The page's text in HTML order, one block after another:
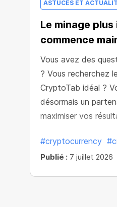
ASTUCES ET
Le minage
commence
Vous avez des
? Vous recherchez
CryptoTab idéal ?
désormais un
maximiser vos
#cryptocurrency
Publié : 7 juillet 2026